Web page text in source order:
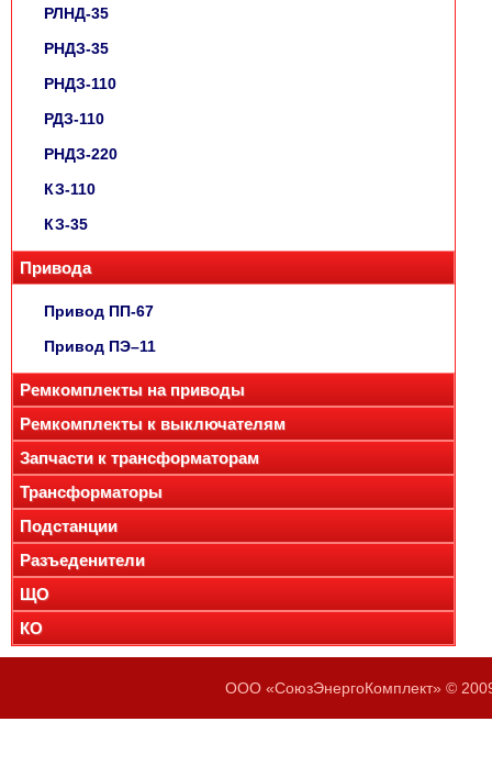
РЛНД-35
РНДЗ-35
РНДЗ-110
РДЗ-110
РНДЗ-220
КЗ-110
КЗ-35
Привода
Привод ПП-67
Привод ПЭ–11
Ремкомплекты на приводы
Ремкомплекты к выключателям
Запчасти к трансформаторам
Трансформаторы
Подстанции
Разъеденители
ЩО
КО
ООО «СоюзЭнергоКомплект» ©